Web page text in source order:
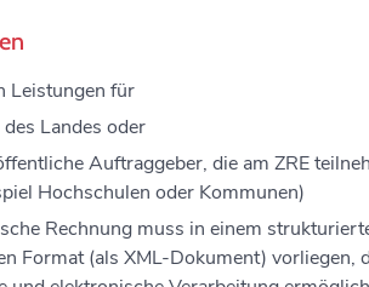
Leistungen für
Landes oder
Auftraggeber, die am ZRE
Hochschulen oder Kommunen)
Rechnung muss in einem
Format (als XML-Dokument) vorliegen,